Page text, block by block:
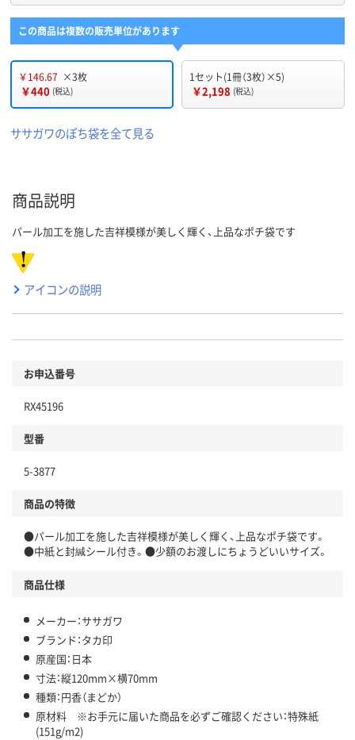
この商品は複数の販売単位があります
￥146.67 ×3枚
￥440 (税込)
1セット(1冊（3枚）×5)
￥2,198 (税込)
ササガワのぽち袋を全て見る
商品説明
パール加工を施した吉祥模様が美しく輝く、上品なポチ袋です
アイコンの説明
お申込番号
RX45196
型番
5-3877
商品の特徴
●パール加工を施した吉祥模様が美しく輝く、上品なポチ袋です。
●中紙と封緘シール付き。●少額のお渡しにちょうどいいサイズ。
商品仕様
メーカー：ササガワ
ブランド：タカ印
原産国：日本
寸法：縦120mm×横70mm
種類：円香（まどか）
原材料 ※お手元に届いた商品を必ずご確認ください：特殊紙
(151g/m2)